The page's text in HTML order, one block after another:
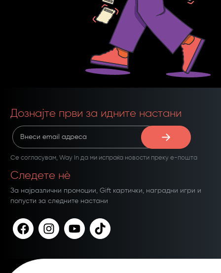
Дознајте први за идните настани
Се согласувам, Way In да ми испраќа новости преку е-пошта
Следете нѐ
За најразлични промоции, Gift картички, наградни игри и
попусти за следните настани